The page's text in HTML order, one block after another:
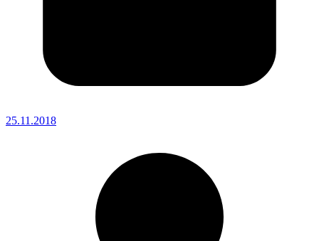
25.11.2018